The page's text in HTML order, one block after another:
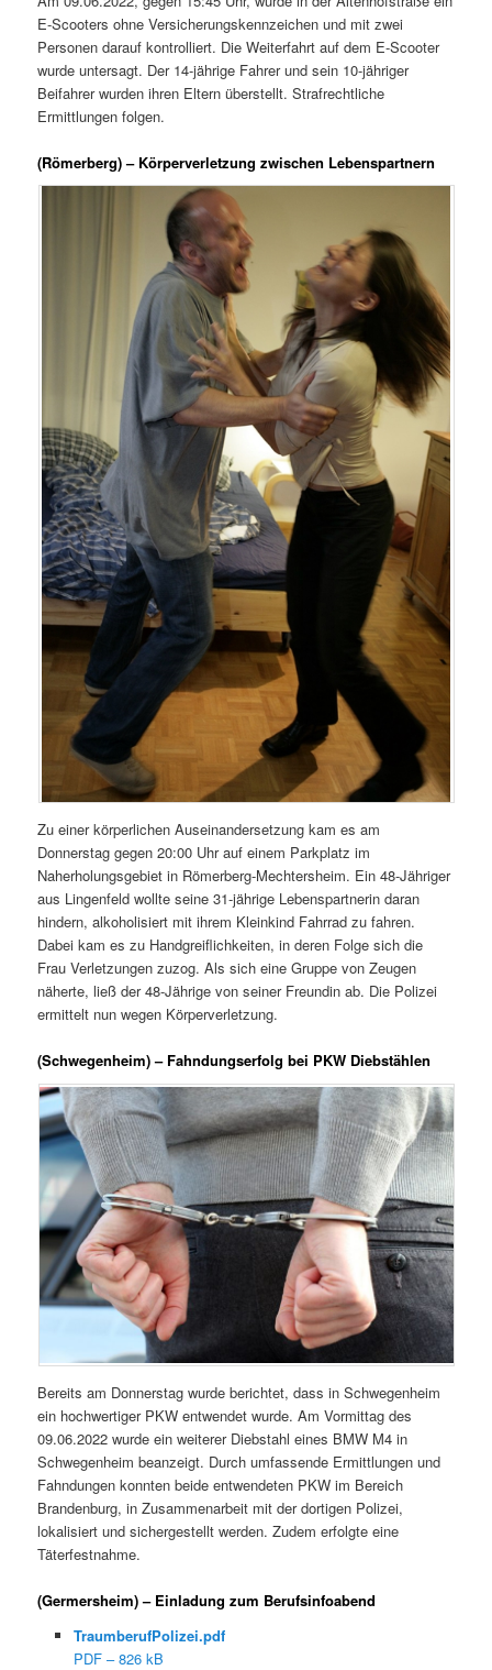
E-Scooters ohne Versicherungskennzeichen und mit zwei
Personen darauf kontrolliert. Die Weiterfahrt auf dem E-Scooter
wurde untersagt. Der 14-jährige Fahrer und sein 10-jähriger
Beifahrer wurden ihren Eltern überstellt. Strafrechtliche
Ermittlungen folgen.
(Römerberg) – Körperverletzung zwischen Lebenspartnern
Zu einer körperlichen Auseinandersetzung kam es am
Donnerstag gegen 20:00 Uhr auf einem Parkplatz im
Naherholungsgebiet in Römerberg-Mechtersheim. Ein 48-Jähriger
aus Lingenfeld wollte seine 31-jährige Lebenspartnerin daran
hindern, alkoholisiert mit ihrem Kleinkind Fahrrad zu fahren.
Dabei kam es zu Handgreiflichkeiten, in deren Folge sich die
Frau Verletzungen zuzog. Als sich eine Gruppe von Zeugen
näherte, ließ der 48-Jährige von seiner Freundin ab. Die Polizei
ermittelt nun wegen Körperverletzung.
(Schwegenheim) – Fahndungserfolg bei PKW Diebstählen
Bereits am Donnerstag wurde berichtet, dass in Schwegenheim
ein hochwertiger PKW entwendet wurde. Am Vormittag des
09.06.2022 wurde ein weiterer Diebstahl eines BMW M4 in
Schwegenheim beanzeigt. Durch umfassende Ermittlungen und
Fahndungen konnten beide entwendeten PKW im Bereich
Brandenburg, in Zusammenarbeit mit der dortigen Polizei,
lokalisiert und sichergestellt werden. Zudem erfolgte eine
Täterfestnahme.
(Germersheim) – Einladung zum Berufsinfoabend
TraumberufPolizei.pdf
PDF – 826 kB